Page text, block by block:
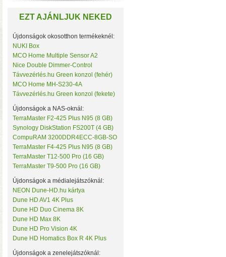
Omega Optical
OWC
Philio Technology
Poly Control
Popp
Qubino
Remotec
Seagate
Sensative
Shelly
Silicon Labs
Silicon Power
Skydigital
SmartWise
Sonnet
Synology
Targus
Távvezérlés.hu
Tenda
TerraMaster
ThirdReality
TKB Home
Twelve South
EZT AJÁNLJUK NEKED
Újdonságok okosotthon termékeknél:
NUKI Box
MCO Home Multiple Sensor A2
Nice Double Dimmer-Control
Távvezérlés.hu Green konzol (fehér)
MCO Home MH-S230-4A
Távvezérlés.hu Green konzol (fekete)
Újdonságok a NAS-oknál:
TerraMaster F2-425 Plus N95 (8 GB)
Synology DiskStation FS200T (4 GB)
CompuRAM 3200DDR4ECC-8GB-SO
TerraMaster F4-425 Plus N95 (8 GB)
TerraMaster T12-500 Pro (16 GB)
TerraMaster T9-500 Pro (16 GB)
Újdonságok a médialejátszóknál:
NEON Dune-HD.hu kártya
Dune HD AV1 4K Plus
Dune HD Duo Cinema 8K
Dune HD Max 8K
Dune HD Pro Vision 4K
Dune HD Homatics Box R 4K Plus
Újdonságok a zenelejátszóknál: